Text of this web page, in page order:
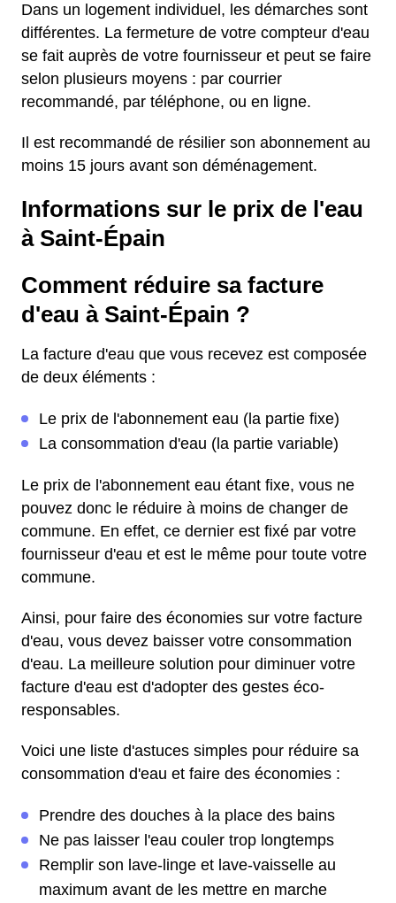
Dans un logement individuel, les démarches sont
différentes. La fermeture de votre compteur d'eau
se fait auprès de votre fournisseur et peut se faire
selon plusieurs moyens : par courrier
recommandé, par téléphone, ou en ligne.
Il est recommandé de résilier son abonnement au
moins 15 jours avant son déménagement.
Informations sur le prix de l'eau
à Saint-Épain
Comment réduire sa facture
d'eau à Saint-Épain ?
La facture d'eau que vous recevez est composée
de deux éléments :
Le prix de l'abonnement eau (la partie fixe)
La consommation d'eau (la partie variable)
Le prix de l'abonnement eau étant fixe, vous ne
pouvez donc le réduire à moins de changer de
commune. En effet, ce dernier est fixé par votre
fournisseur d'eau et est le même pour toute votre
commune.
Ainsi, pour faire des économies sur votre facture
d'eau, vous devez baisser votre consommation
d'eau. La meilleure solution pour diminuer votre
facture d'eau est d'adopter des gestes éco-
responsables.
Voici une liste d'astuces simples pour réduire sa
consommation d'eau et faire des économies :
Prendre des douches à la place des bains
Ne pas laisser l'eau couler trop longtemps
Remplir son lave-linge et lave-vaisselle au
maximum avant de les mettre en marche